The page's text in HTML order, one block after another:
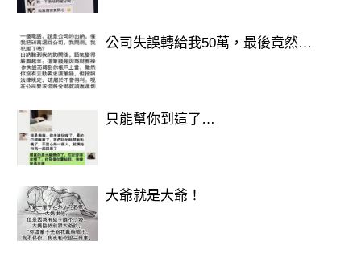
公司失誤轉給我50萬，最後竟然…
只能幫你到這了…
大爺就是大爺！